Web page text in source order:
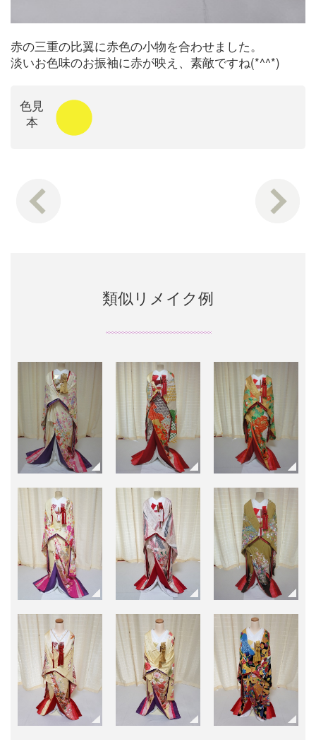
赤の三重の比翼に赤色の小物を合わせました。
淡いお色味のお振袖に赤が映え、素敵ですね(*^^*)
色見
本
類似リメイク例